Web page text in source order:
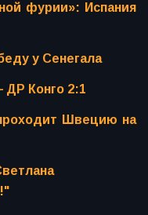
фурии»: Испания
у Сенегала
ДР Конго 2:1
Швецию на